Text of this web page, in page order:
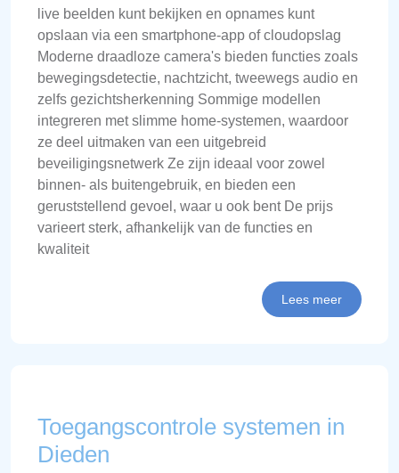
live beelden kunt bekijken en opnames kunt
opslaan via een smartphone-app of cloudopslag
Moderne draadloze camera's bieden functies zoals
bewegingsdetectie, nachtzicht, tweewegs audio en
zelfs gezichtsherkenning Sommige modellen
integreren met slimme home-systemen, waardoor
ze deel uitmaken van een uitgebreid
beveiligingsnetwerk Ze zijn ideaal voor zowel
binnen- als buitengebruik, en bieden een
geruststellend gevoel, waar u ook bent De prijs
varieert sterk, afhankelijk van de functies en
kwaliteit
Lees meer
Toegangscontrole systemen in
Dieden